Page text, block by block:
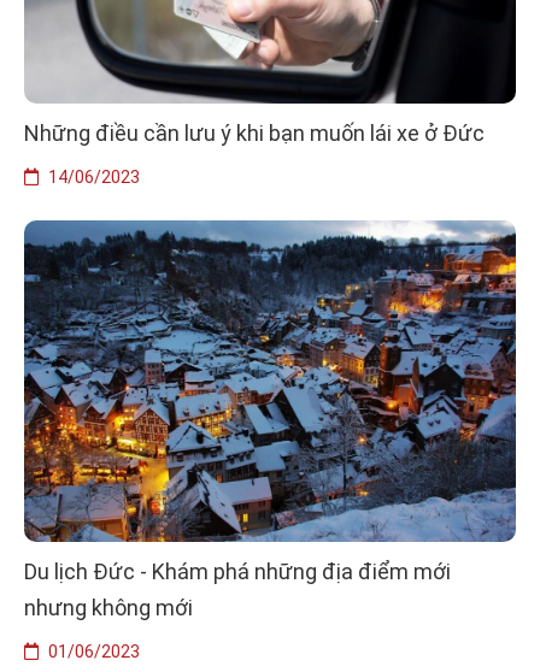
Những điều cần lưu ý khi bạn muốn lái xe ở Đức
14/06/2023
Du lịch Đức - Khám phá những địa điểm mới
nhưng không mới
01/06/2023